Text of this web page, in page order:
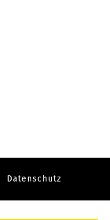
Datenschutz